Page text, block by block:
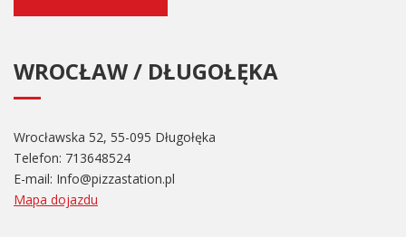
WROCŁAW / DŁUGOŁĘKA
Wrocławska 52, 55-095 Długołęka
Telefon: 713648524
E-mail: Info@pizzastation.pl
Mapa dojazdu